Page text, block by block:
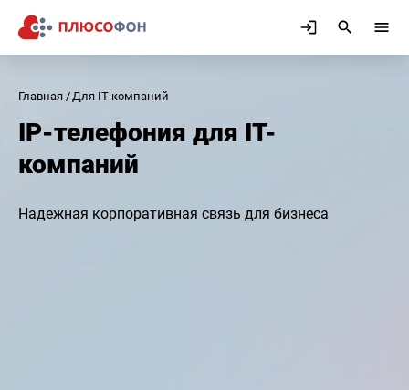
Главная Для IT-компаний
IP-телефония для IT-
компаний
Надежная корпоративная связь для бизнеса